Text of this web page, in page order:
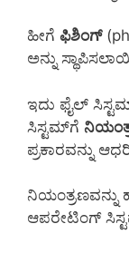
ಹೀಗೆ ಫಿಶಿಂಗ್
ಅನ್ನು
ಇದು ಫೈಲ್
ಸಿಸ್ಟಮ್‌ಗೆ
ಪ್ರಕಾರವನ್ನು
ನಿಯಂತ್ರಣವನ್ನು
ಆಪರೇಟಿಂಗ್